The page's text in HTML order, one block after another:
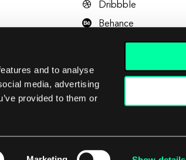
and to analyse
media, advertising
provided to them or
Dribbble
Behance